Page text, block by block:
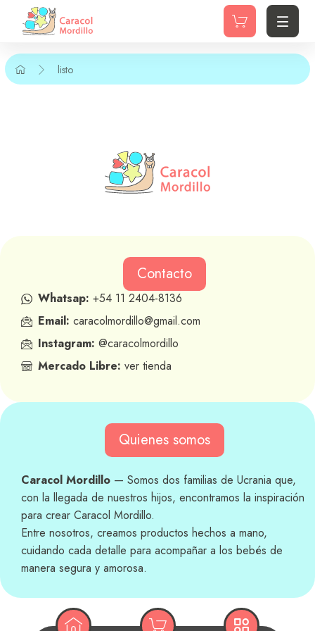
listo
Quienes somos
Caracol Mordillo — Somos dos familias de Ucrania que,
con la llegada de nuestros hijos, encontramos la inspiración
para crear Caracol Mordillo.
Entre nosotros, creamos productos hechos a mano,
cuidando cada detalle para acompañar a los bebés de
manera segura y amorosa.
Contacto
Whatsap: +54 11 2404-8136
Email: caracolmordillo@gmail.com
Instagram: @caracolmordillo
Mercado Libre: ver tienda